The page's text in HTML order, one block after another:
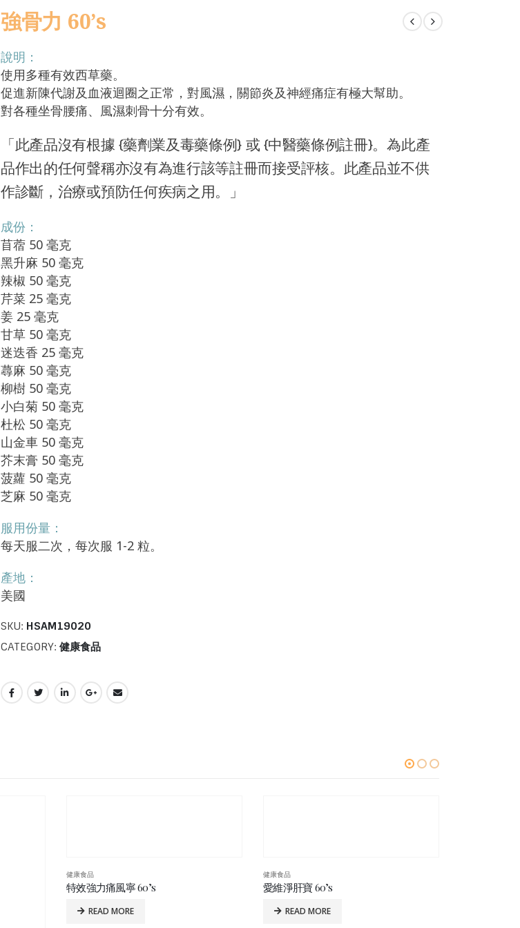
強骨力 60’s
說明：
使用多種有效西草藥。
促進新陳代謝及血液迴圈之正常，對風濕，關節炎及神經痛症有極大幫助。
對各種坐骨腰痛、風濕刺骨十分有效。
「此產品沒有根據 {藥劑業及毒藥條例} 或 {中醫藥條例註冊}。為此產
品作出的任何聲稱亦沒有為進行該等註冊而接受評核。此產品並不供
作診斷，治療或預防任何疾病之用。」
成份：
苜蓿 50 毫克
黑升麻 50 毫克
辣椒 50 毫克
芹菜 25 毫克
姜 25 毫克
甘草 50 毫克
迷迭香 25 毫克
蕁麻 50 毫克
柳樹 50 毫克
小白菊 50 毫克
杜松 50 毫克
山金車 50 毫克
芥末膏 50 毫克
菠蘿 50 毫克
芝麻 50 毫克
服用份量：
每天服二次，每次服 1-2 粒。
產地：
美國
SKU: HSAM19020
CATEGORY: 健康食品
健康食品
愛維淨肝寶 60’s
READ MORE